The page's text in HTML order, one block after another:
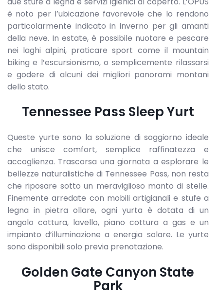
è noto per l’ubicazione favorevole che lo rendono
particolarmente indicato in inverno per gli amanti
della neve. In estate, è possibile nuotare e pescare
nei laghi alpini, praticare sport come il mountain
biking e l’escursionismo, o semplicemente rilassarsi
e godere di alcuni dei migliori panorami montani
dello stato.
Tennessee Pass Sleep Yurt
Queste yurte sono la soluzione di soggiorno ideale
che unisce comfort, semplice raffinatezza e
accoglienza. Trascorsa una giornata a esplorare le
bellezze naturalistiche di Tennessee Pass, non resta
che riposare sotto un meraviglioso manto di stelle.
Finemente arredate con mobili artigianali e stufe a
legna in pietra ollare, ogni yurta è dotata di un
angolo cottura, lavello, piano cottura a gas e un
impianto d’illuminazione a energia solare. Le yurte
sono disponibili solo previa prenotazione.
Golden Gate Canyon State
Park